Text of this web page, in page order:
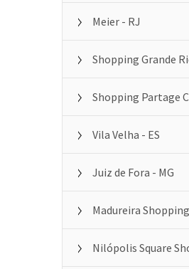
Meier - RJ
Shopping Grande
Shopping Partage
Vila Velha - ES
Juiz de Fora - MG
Madureira
Nilópolis Square